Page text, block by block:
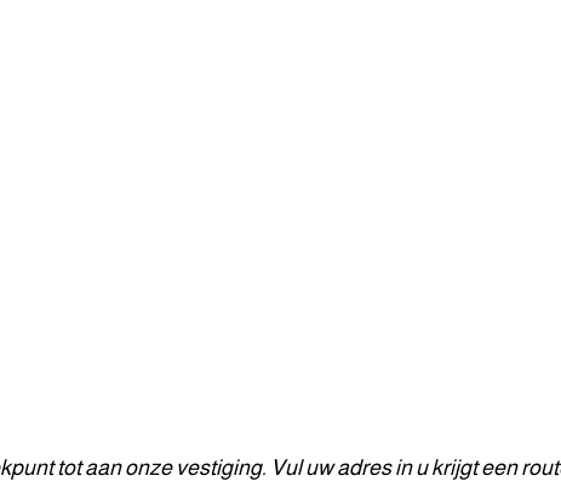
tot aan onze vestiging. Vul uw adres in u krijgt een